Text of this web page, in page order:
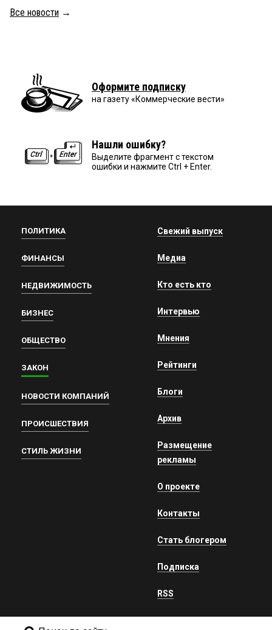
Все новости →
Оформите подписку
на газету «Коммерческие вести»
Нашли ошибку?
Выделите фрагмент с текстом
ошибки и нажмите Ctrl + Enter.
ПОЛИТИКА
ФИНАНСЫ
НЕДВИЖИМОСТЬ
БИЗНЕС
ОБЩЕСТВО
ЗАКОН
НОВОСТИ КОМПАНИЙ
ПРОИСШЕСТВИЯ
СТИЛЬ ЖИЗНИ
Свежий выпуск
Медиа
Кто есть кто
Интервью
Мнения
Рейтинги
Блоги
Архив
Размещение
рекламы
О проекте
Контакты
Стать блогером
Подписка
RSS